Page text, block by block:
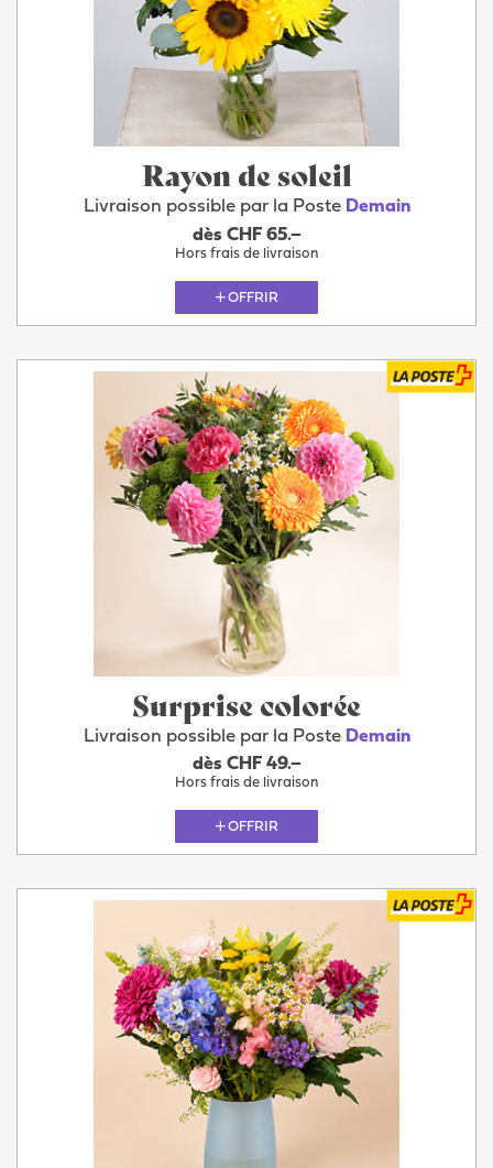
Rayon de soleil
Livraison possible par la Poste Demain
dès CHF 65.–
Hors frais de livraison
OFFRIR
Surprise colorée
Livraison possible par la Poste Demain
dès CHF 49.–
Hors frais de livraison
OFFRIR